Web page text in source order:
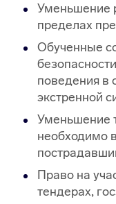
Уменьшение
пределах
Обученные
поведения в
экстренной
Уменьшение
необходимо
Право на
тендерах,